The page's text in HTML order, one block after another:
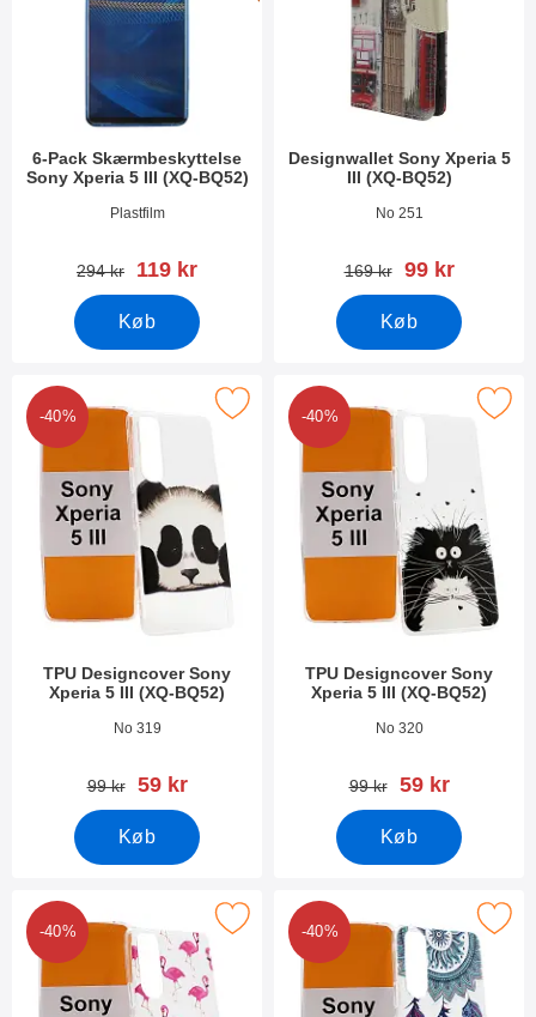
6-Pack Skærmbeskyttelse
Sony Xperia 5 III (XQ-BQ52)
Varenr 41232Plastfilm
pris
294 kr pris
119 kr
Køb
Designwallet Sony Xperia 5
III (XQ-BQ52)
Varenr 41360No 251
pris
169 kr pris
99 kr
Køb
-40%
TPU Designcover Sony
Xperia 5 III (XQ-BQ52)
Varenr 41353No 319
pris
99 kr pris
59 kr
Køb
tPU Designcover Sony Xperia 5 III (XQ-BQ52) som favorit
-40%
TPU Designcover Sony
Xperia 5 III (XQ-BQ52)
Varenr 41352No 320
pris
99 kr pris
59 kr
Køb
Marker tPU Designcover Sony
-40%
tPU Designcover Sony Xperia 5 III (XQ-BQ52) som favorit
-40%
Marker tPU Designcover Sony